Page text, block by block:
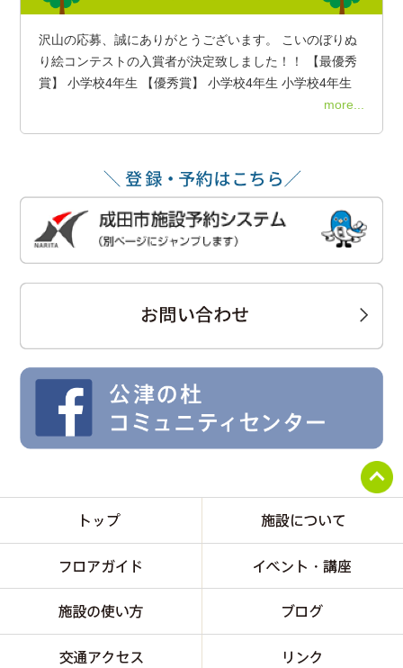
沢山の応募、誠にありがとうございます。 こいのぼりぬ
り絵コンテストの入賞者が決定致しました！！ 【最優秀
賞】 小学校4年生 【優秀賞】 小学校4年生 小学校4年生
more...